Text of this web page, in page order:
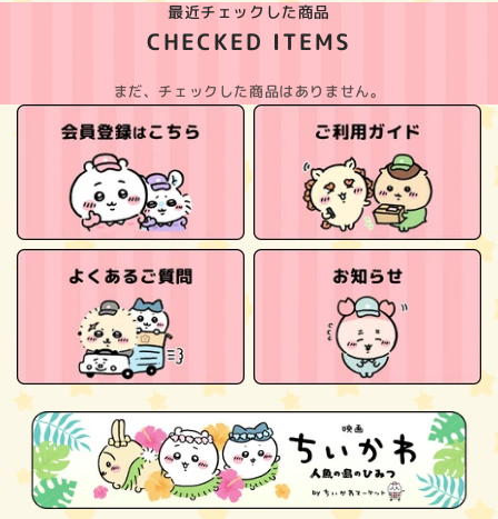
最近チェックした商品
CHECKED ITEMS
まだ、チェックした商品はありません。